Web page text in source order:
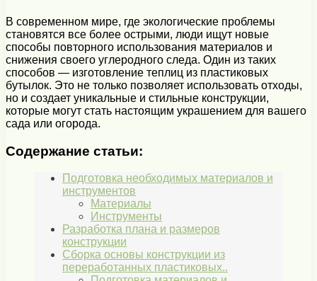
В современном мире, где экологические проблемы
становятся все более острыми, люди ищут новые
способы повторного использования материалов и
снижения своего углеродного следа. Один из таких
способов — изготовление теплиц из пластиковых
бутылок. Это не только позволяет использовать отходы,
но и создает уникальные и стильные конструкции,
которые могут стать настоящим украшением для вашего
сада или огорода.
Содержание статьи:
Подготовка необходимых материалов и
инструментов
Материалы
Инструменты
Разработка плана и размеров
конструкции
Сборка основы конструкции из
переработанных пластиковых..